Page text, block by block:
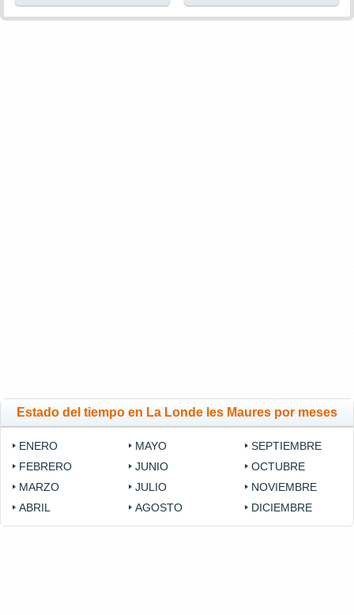
Estado del tiempo en La Londe les Maures por meses
ENERO
FEBRERO
MARZO
ABRIL
MAYO
JUNIO
JULIO
AGOSTO
SEPTIEMBRE
OCTUBRE
NOVIEMBRE
DICIEMBRE